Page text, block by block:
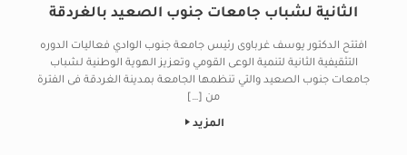
الثانية لشباب جامعات جنوب الصعيد بالغردقة
افتتح الدكتور يوسف غرباوى رئيس جامعة جنوب الوادي فعاليات الدوره
التثقيفية الثانية لتنمية الوعى القومي وتعزيز الهوية الوطنية لشباب
جامعات جنوب الصعيد والتي تنظمها الجامعة بمدينة الغردقة فى الفترة
من […]
المزيد